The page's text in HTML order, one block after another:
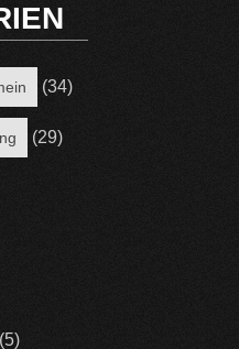
(34)
(29)
(5)